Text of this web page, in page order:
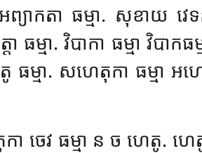
ព្យាកតា ធម្មា. សុខាយ វេ
ា. វិបាកា ធម្មា វិបាកធម្ម
តូ ធម្មា. សហេតុកា ធម្មា អហ
ា ចេវ ធម្មា ន ច ហេតូ. ហេ